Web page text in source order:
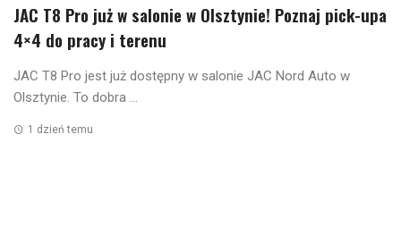
JAC T8 Pro już w salonie w Olsztynie! Poznaj pick-upa
4×4 do pracy i terenu
JAC T8 Pro jest już dostępny w salonie JAC Nord Auto w
Olsztynie. To dobra ...
1 dzień temu